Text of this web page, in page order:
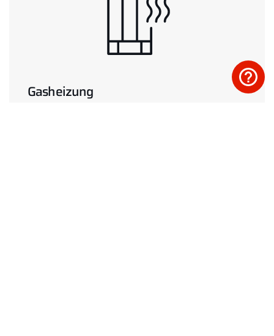
Gasheizung